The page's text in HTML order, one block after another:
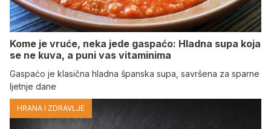
Kome je vruće, neka jede gaspaćo: Hladna supa koja
se ne kuva, a puni vas vitaminima
Gaspaćo je klasična hladna španska supa, savršena za sparne
ljetnje dane
HRANA I ZDRAVLJE